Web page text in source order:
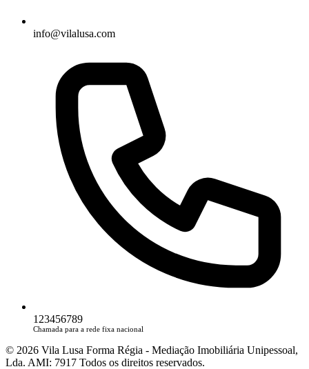
info@vilalusa.com
123456789
Chamada para a rede fixa nacional
© 2026 Vila Lusa Forma Régia - Mediação Imobiliária Unipessoal,
Lda. AMI: 7917 Todos os direitos reservados.